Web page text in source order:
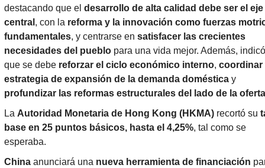
destacando que el desarrollo de alta calidad debe ser el eje
central , con la reforma y la innovación como fuerzas
fundamentales, y centrarse en satisfacer las crecientes
necesidades del pueblo para una vida mejor. Además, indicó
que se debe reforzar el ciclo económico interno, coordinar
estrategia de expansión de la demanda doméstica
y
profundizar las reformas estructurales del lado de la oferta
La Autoridad Monetaria de Hong Kong (HKMA) recortó su
base en 25 puntos básicos, hasta el 4,25%, tal como se
esperaba.
China anunciará una nueva herramienta de financiación